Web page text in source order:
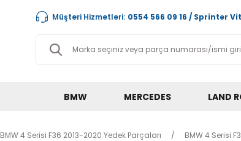
Müşteri Hizmetleri: 0554 566 09 16 / Sprinter
BMW MERCEDES LAND
BMW 4 Serisi F36 2013-2020 Yedek Parçaları BMW 4 Serisi